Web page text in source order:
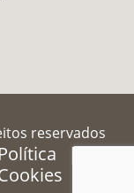
reservados
Política
Sobre